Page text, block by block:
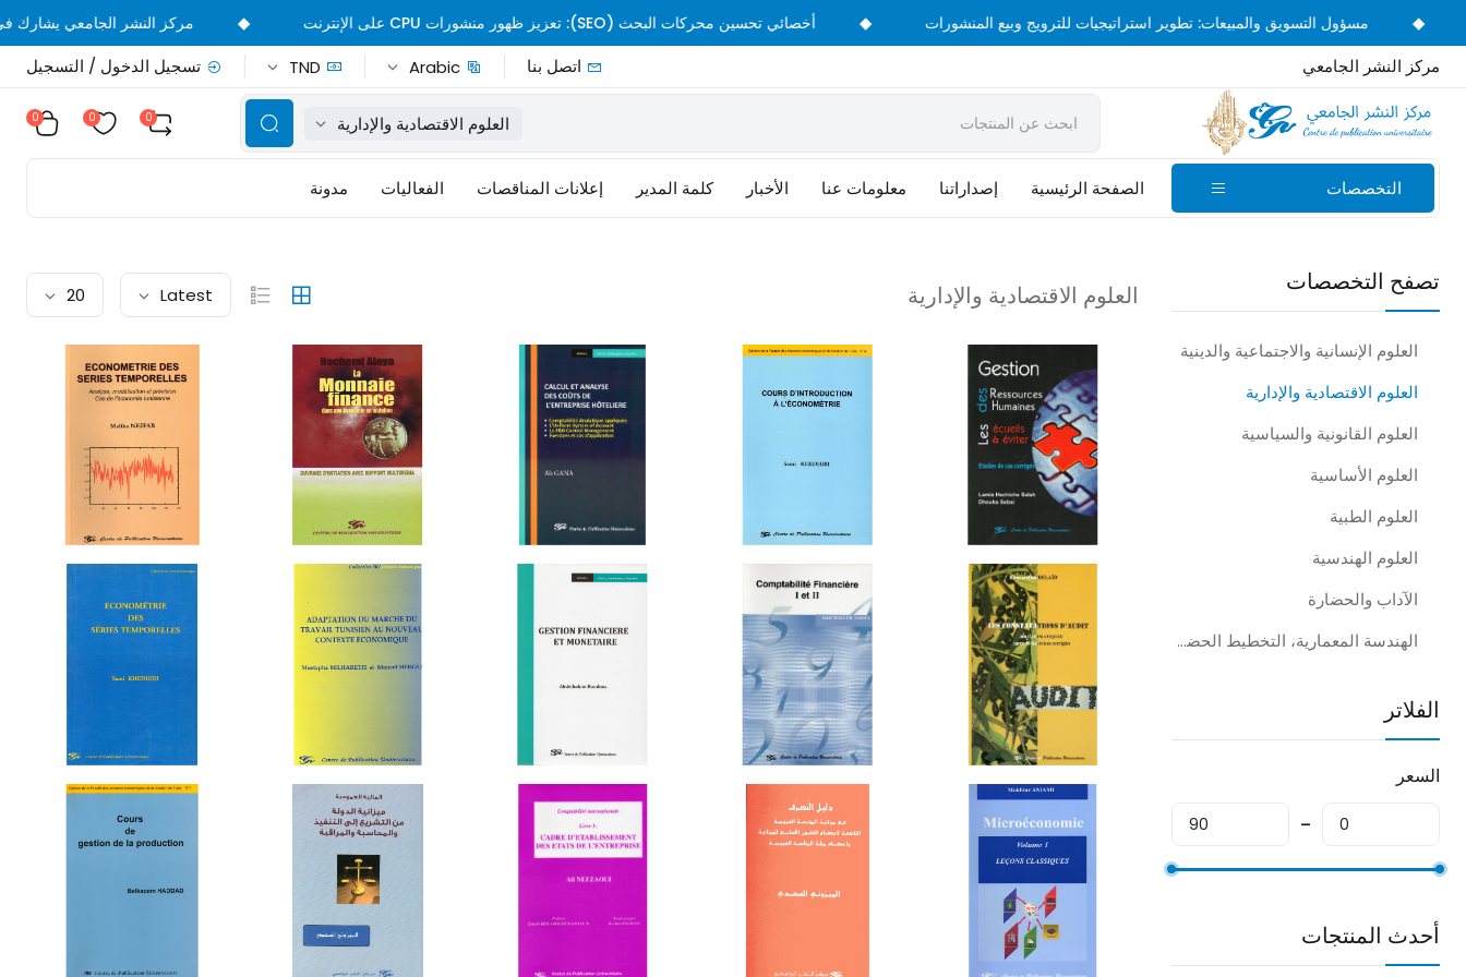
مركز النشر الجامعي يشارك في الدورة 39 من أخصائي تحسين محركات البحث (SEO): تعزيز ظهور منشورات CPU على الإنترنت مسؤول التسويق والمبيعات: تطوير استراتيجيات للترويج وبيع المنشورات
مركز النشر الجامعي اتصل بنا Arabic
TND تسجيل الدخول / التسجيل
العلوم الاقتصادية والإدارية 0
0
0
التخصصات الصفحة الرئيسية إصداراتنا معلومات عنا الأخبار كلمة المدير إعلانات المناقصات الفعاليات مدونة
تصفح التخصصات
العلوم الإنسانية والاجتماعية والدينية
العلوم الاقتصادية والإدارية
العلوم القانونية والسياسية
العلوم الأساسية
العلوم الطبية
العلوم الهندسية
الآداب والحضارة
الهندسة المعمارية، التخطيط الحضري والفنون الجميلة
الفلاتر
السعر
أحدث المنتجات
العلوم الاقتصادية والإدارية Latest
20